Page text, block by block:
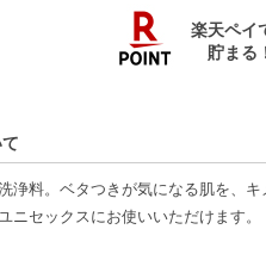
浄料。ベタつきが気になる肌を、
セックスにお使いいただけます。